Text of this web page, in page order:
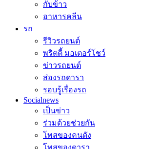
กับข้าว
อาหารคลีน
รถ
รีวิวรถยนต์
พริตตี้ มอเตอร์โชว์
ข่าวรถยนต์
ส่องรถดารา
รอบรู้เรื่องรถ
Socialnews
เป็นข่าว
ร่วมด้วยช่วยกัน
โพสของคนดัง
โพสของดารา